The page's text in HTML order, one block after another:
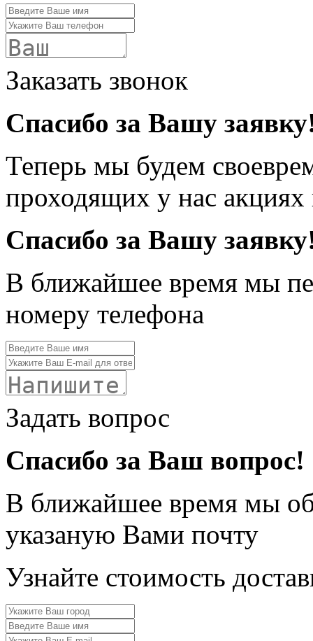
Заказать звонок
Спасибо за Вашу
Теперь мы будем
проходящих у нас
Спасибо за Вашу
В ближайшее время мы
номеру телефона
Задать вопрос
Спасибо за Ваш вопрос!
В ближайшее время мы
указаную Вами почту
Узнайте стоимость